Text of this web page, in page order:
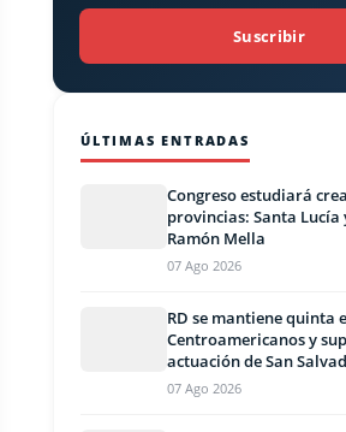
Suscribir
ÚLTIMAS ENTRADAS
Congreso estudiará
provincias: Santa Lucía
Ramón Mella
07 Ago 2026
RD se mantiene quinta
Centroamericanos y
actuación de San
07 Ago 2026